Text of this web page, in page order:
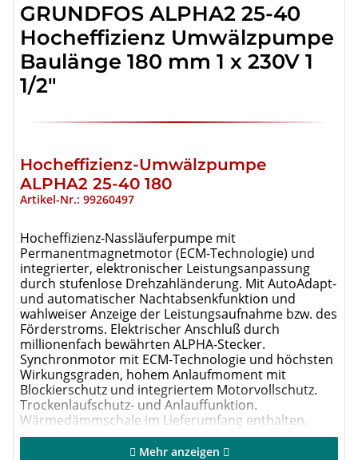
GRUNDFOS ALPHA2 25-40
Hocheffizienz Umwälzpumpe
Baulänge 180 mm 1 x 230V 1
1/2"
Hocheffizienz-Umwälzpumpe
ALPHA2 25-40 180
Artikel-Nr.: 99260497
Hocheffizienz-Nassläuferpumpe mit
Permanentmagnetmotor (ECM-Technologie) und
integrierter, elektronischer Leistungsanpassung
durch stufenlose Drehzahländerung. Mit AutoAdapt-
und automatischer Nachtabsenkfunktion und
wahlweiser Anzeige der Leistungsaufnahme bzw. des
Förderstroms. Elektrischer Anschluß durch
millionenfach bewährten ALPHA-Stecker.
Synchronmotor mit ECM-Technologie und höchsten
Wirkungsgraden, hohem Anlaufmoment mit
Blockierschutz und integriertem Motorvollschutz.
Trockenlaufschutz- und Anlauffunktion.
Wärmedämmschale im Lieferumfang enthalten.
Mehr anzeigen